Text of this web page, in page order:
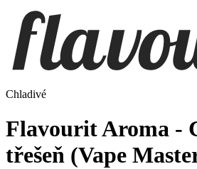
Chladivé
Flavourit Aroma -
třešeň (Vape